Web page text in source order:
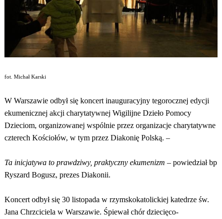
fot. Michał Karski
W Warszawie odbył się koncert inauguracyjny tegorocznej edycji
ekumenicznej akcji charytatywnej Wigilijne Dzieło Pomocy
Dzieciom, organizowanej wspólnie przez organizacje charytatywne
czterech Kościołów, w tym przez Diakonię Polską. –
Ta inicjatywa to prawdziwy, praktyczny ekumenizm – powiedział bp
Ryszard Bogusz, prezes Diakonii.
Koncert odbył się 30 listopada w rzymskokatolickiej katedrze św.
Jana Chrzciciela w Warszawie. Śpiewał chór dziecięco-